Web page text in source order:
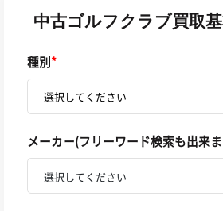
中古ゴルフクラブ買取
種別*
メーカー(フリーワード検索も出来
選択してください